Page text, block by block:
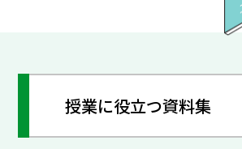
授業に役立つ資料集